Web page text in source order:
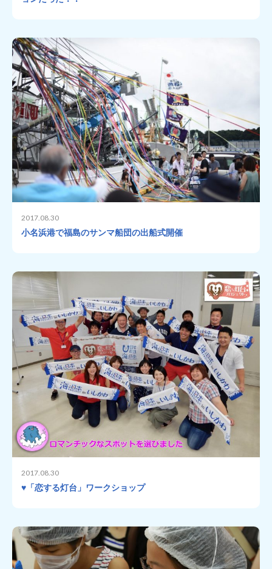
2017.08.30
小名浜港で福島のサンマ船団の出船式開催
2017.08.30
♥「恋する灯台」ワークショップ